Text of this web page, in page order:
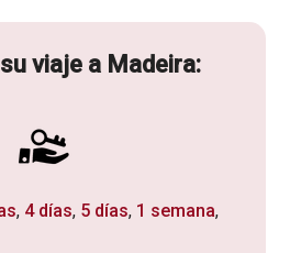
viaje a Madeira:
, 4 días, 5 días, 1 semana,